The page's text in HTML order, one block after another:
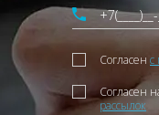
Согласен с
Согласен
рассылок